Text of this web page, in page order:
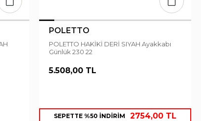
POLETTO
POLETTO HAKİKİ DERİ SIYAH Ayakkabı
Günlük 230 22
5.508,00 TL
SEPETTE %50 İNDİRİM 2754,00 TL